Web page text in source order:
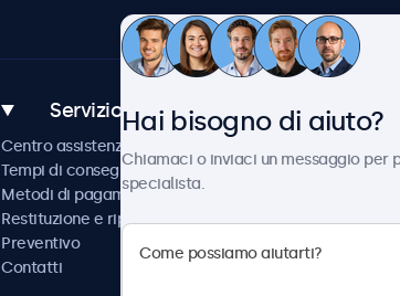
Servizio Clienti
Centro assistenza
Tempi di consegna
Metodi di pagamento
Restituzione e riparazione
Preventivo
Contatti
Chi
Notizie e
Beetronics
Lavora con noi
Hai bisogno di aiuto?
Chiamaci o inviaci un messaggio per
specialista.